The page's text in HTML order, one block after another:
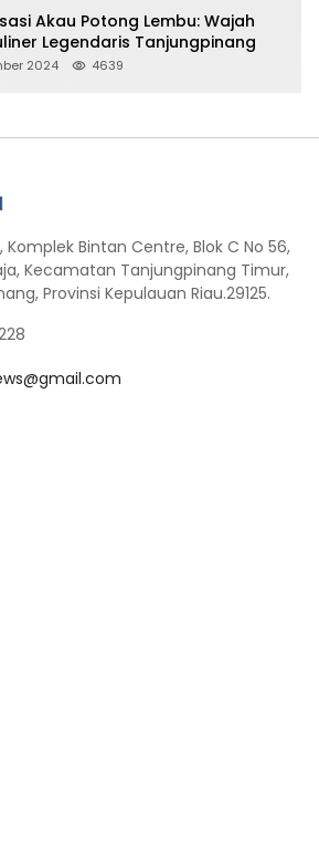
Akau Potong Lembu: Wajah
Legendaris Tanjungpinang
2024 4639
Komplek Bintan Centre, Blok C No 56,
Kecamatan Tanjungpinang Timur,
Provinsi Kepulauan Riau.29125.